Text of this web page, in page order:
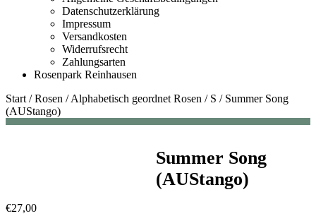
Datenschutzerklärung
Impressum
Versandkosten
Widerrufsrecht
Zahlungsarten
Rosenpark Reinhausen
Start /Rosen /Alphabetisch geordnet Rosen / S / Summer Song
(AUStango)
Summer Song
(AUStango)
€27,00